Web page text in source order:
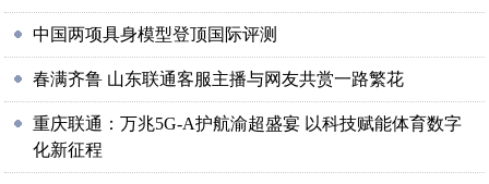
中国两项具身模型登顶国际评测
春满齐鲁 山东联通客服主播与网友共赏一路繁花
重庆联通：万兆5G-A护航渝超盛宴 以科技赋能体育数字
化新征程